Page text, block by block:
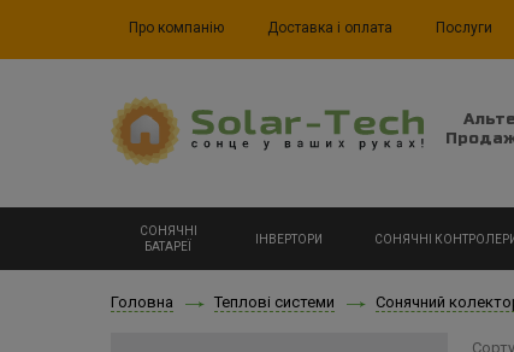
Про компанію Доставка і оплата Послуги
СОНЯЧНІ
БАТАРЕЇ
ІНВЕРТОРИ СОНЯЧНІ
Головна Теплові системи Сонячний